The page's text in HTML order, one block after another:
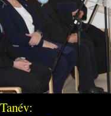
Tanév: